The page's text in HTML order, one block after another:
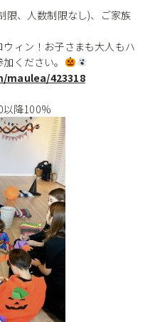
限、人数制限なし)、ご家族
ウィン！お子さまも大人もハ
ください。
423318
以降100%